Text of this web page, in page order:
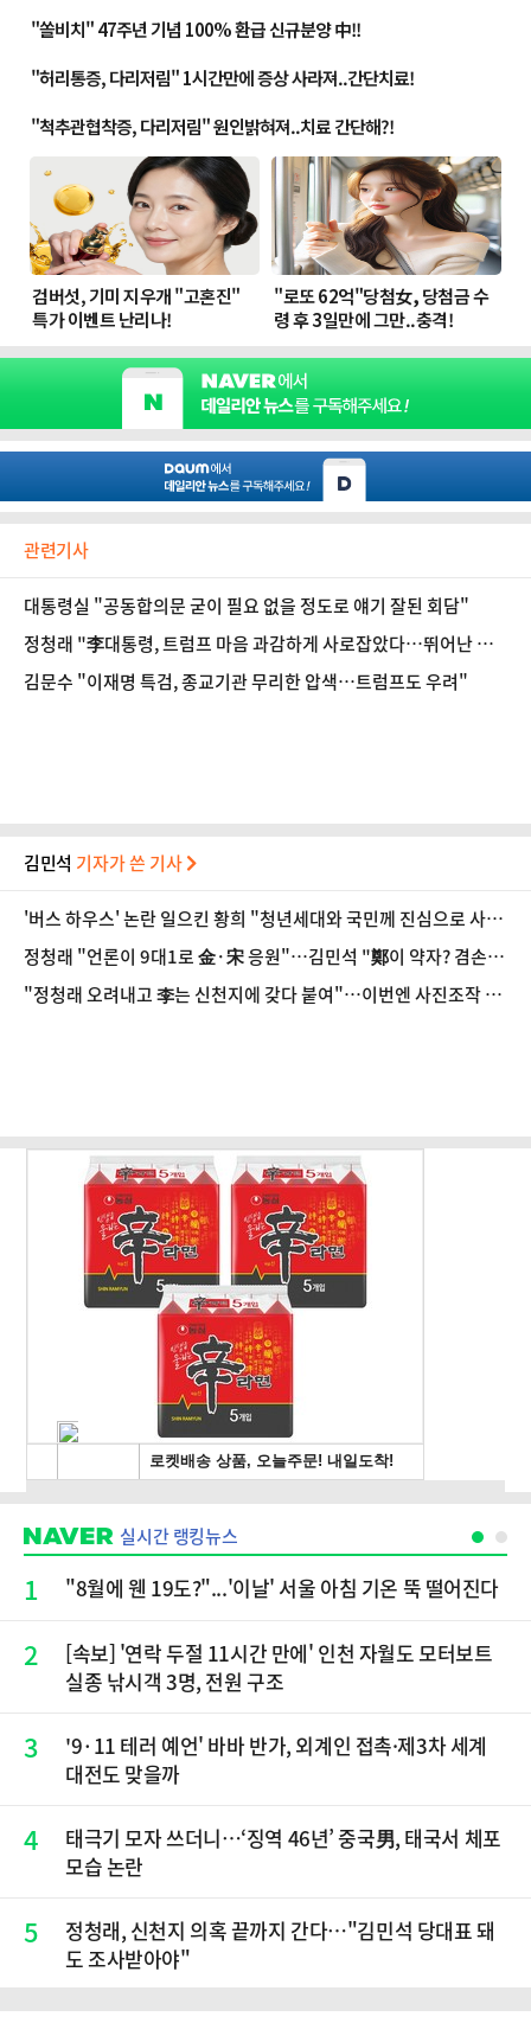
관련기사
대통령실 "공동합의문 굳이 필요 없을 정도로 얘기 잘된 회담"
정청래 "李대통령, 트럼프 마음 과감하게 사로잡았다…뛰어난 협
상가"
김문수 "이재명 특검, 종교기관 무리한 압색…트럼프도 우려"
김민석 기자가 쓴 기사
'버스 하우스' 논란 일으킨 황희 "청년세대와 국민께 진심으로 사
과"
정청래 "언론이 9대1로 金·宋 응원"…김민석 "鄭이 약자? 겸손 과
하다"
"정청래 오려내고 李는 신천지에 갖다 붙여"…이번엔 사진조작 명
실시간 랭킹뉴스
1 "8월에 웬 19도?"...'이날' 서울 아침 기온 뚝 떨어진다
2
[속보] '연락 두절 11시간 만에' 인천 자월도 모터보트
실종 낚시객 3명, 전원 구조
3
'9·11 테러 예언' 바바 반가, 외계인 접촉·제3차 세계
대전도 맞을까
4
태극기 모자 쓰더니…‘징역 46년’ 중국男, 태국서 체포
모습 논란
5
정청래, 신천지 의혹 끝까지 간다…"김민석 당대표 돼
도 조사받아야"